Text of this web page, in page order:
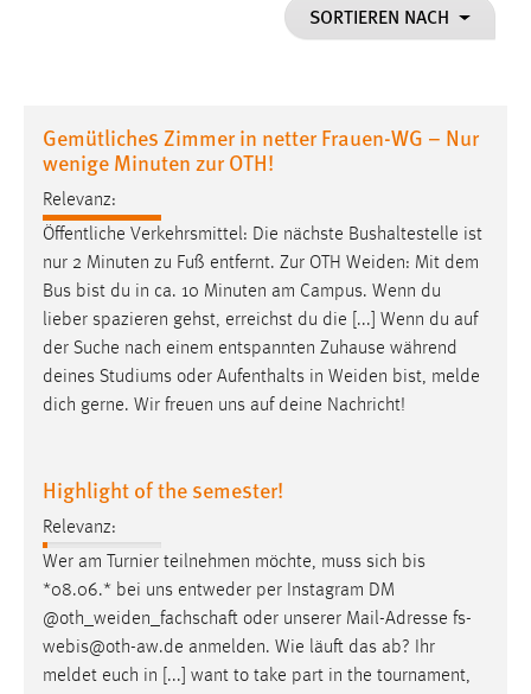
SORTIEREN NACH
Gemütliches Zimmer in netter Frauen-WG – Nur
wenige Minuten zur OTH!
Relevanz:
Öffentliche Verkehrsmittel: Die nächste Bushaltestelle ist
nur 2 Minuten zu Fuß entfernt. Zur OTH Weiden: Mit dem
Bus bist du in ca. 10 Minuten am Campus. Wenn du
lieber spazieren gehst, erreichst du die [...] Wenn du auf
der Suche nach einem entspannten Zuhause während
deines Studiums oder Aufenthalts in Weiden bist, melde
dich gerne. Wir freuen uns auf deine Nachricht!
Highlight of the semester!
Relevanz:
Wer am Turnier teilnehmen möchte, muss sich bis
*08.06.* bei uns entweder per Instagram DM
@oth_weiden_fachschaft oder unserer Mail-Adresse fs-
webis@oth-aw.de anmelden. Wie läuft das ab? Ihr
meldet euch in [...] want to take part in the tournament,
staticfilecache
Für performante Seitenauslieferung wird in diesem Cookie
gespeichert, ob man eingeloggt ist.
Sprachpräferenz
Name:
site-language-preference
Zweck:
Cookie Laufzeit:
Chat
Name:
MibewSessionID, MIBEW_UserID, mibew_locale, mibew-
chat-frame-style-5e9dbeb1811c0446